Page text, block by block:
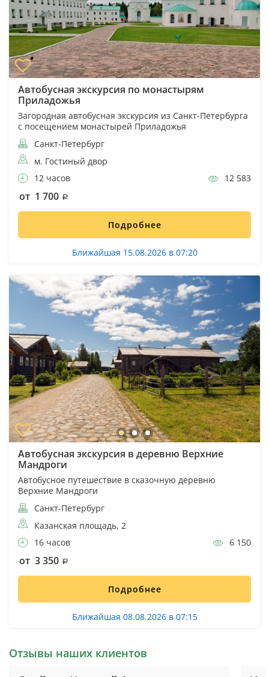
Автобусная экскурсия по монастырям
Приладожья
Загородная автобусная экскурсия из Санкт-Петербурга
с посещением монастырей Приладожья
Санкт-Петербург
м. Гостиный двор
12 часов
12 583
от 1 700
Подробнее
Ближайшая 15.08.2026 в 07:20
Автобусная экскурсия в деревню Верхние
Мандроги
Автобусное путешествие в сказочную деревню
Верхние Мандроги
Санкт-Петербург
Казанская площадь, 2
16 часов
6 150
от 3 350
Подробнее
Ближайшая 08.08.2026 в 07:15
Отзывы наших клиентов